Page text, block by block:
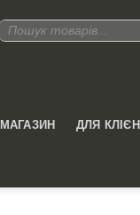
МАГАЗИН ДЛЯ